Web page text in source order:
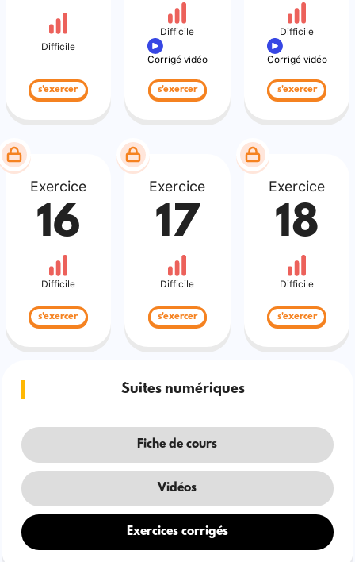
Difficile
s'exercer
Difficile
Corrigé vidéo
s'exercer
Difficile
Corrigé vidéo
s'exercer
Exercice
16
Difficile
s'exercer
Exercice
17
Difficile
s'exercer
Exercice
18
Difficile
s'exercer
Suites numériques
Fiche de cours
Vidéos
Exercices corrigés